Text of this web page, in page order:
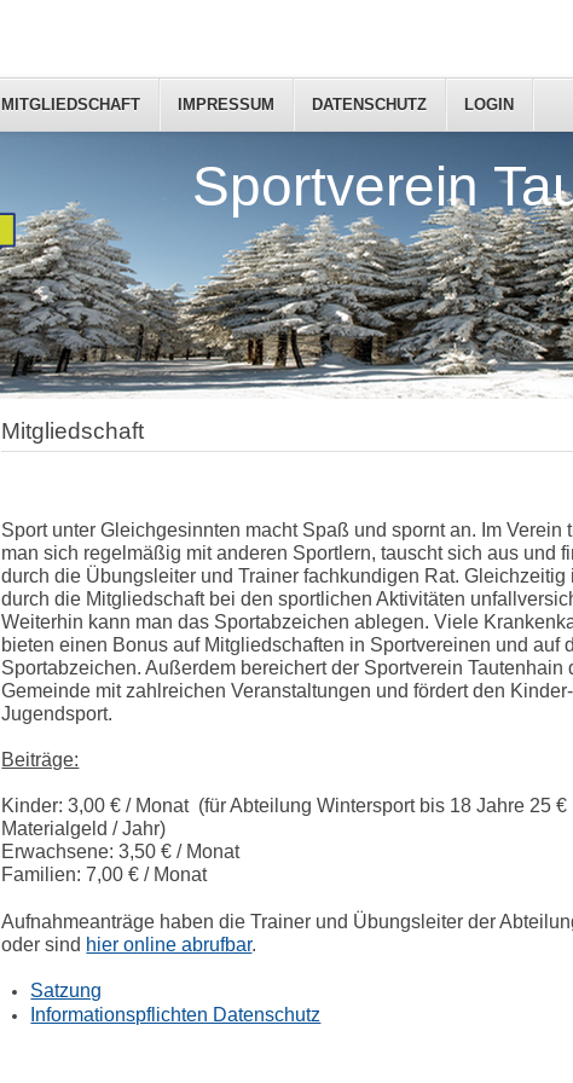
Sportverein
MITGLIEDSCHAFT IMPRESSUM DATENSCHUTZ LOGIN
Mitgliedschaft
Sport unter Gleichgesinnten macht Spaß und spornt an. Im Verein
man sich regelmäßig mit anderen Sportlern, tauscht sich aus und
durch die Übungsleiter und Trainer fachkundigen Rat. Gleichzeitig
durch die Mitgliedschaft bei den sportlichen Aktivitäten
Weiterhin kann man das Sportabzeichen ablegen. Viele
bieten einen Bonus auf Mitgliedschaften in Sportvereinen und auf
Sportabzeichen. Außerdem bereichert der Sportverein Tautenhain
Gemeinde mit zahlreichen Veranstaltungen und fördert den
Jugendsport.
Beiträge:
Kinder: 3,00 € / Monat (für Abteilung Wintersport bis 18 Jahre 25 €
Materialgeld / Jahr)
Erwachsene: 3,50 € / Monat
Familien: 7,00 € / Monat
Aufnahmeanträge haben die Trainer und Übungsleiter der
oder sind hier online abrufbar.
Satzung
Informationspflichten Datenschutz